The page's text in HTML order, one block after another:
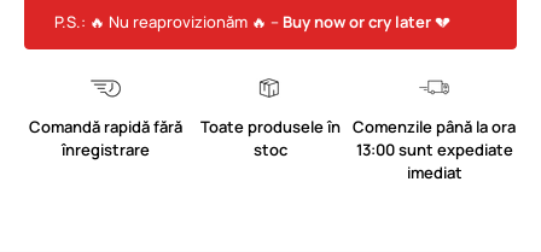
P.S.: 🔥 Nu reaprovizionăm 🔥 – Buy now or cry later💔
Comandă rapidă fără
înregistrare
Toate produsele în
stoc
Comenzile până la ora
13:00 sunt expediate
imediat